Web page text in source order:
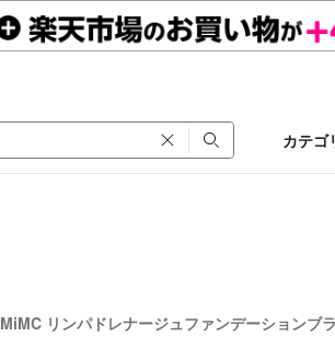
カテゴ
MiMC リンパドレナージュファンデーションブ